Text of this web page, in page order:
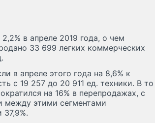
в апреле 2019 года, о чем
33 699 легких коммерческих
в апреле этого года на 8,6% к
с 19 257 до 20 911 ед. техники. В то
на 16% в перепродажах, с
между этими сегментами
37,9%.